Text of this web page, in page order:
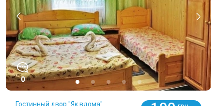
0
Гостинный двор "Як вдома"